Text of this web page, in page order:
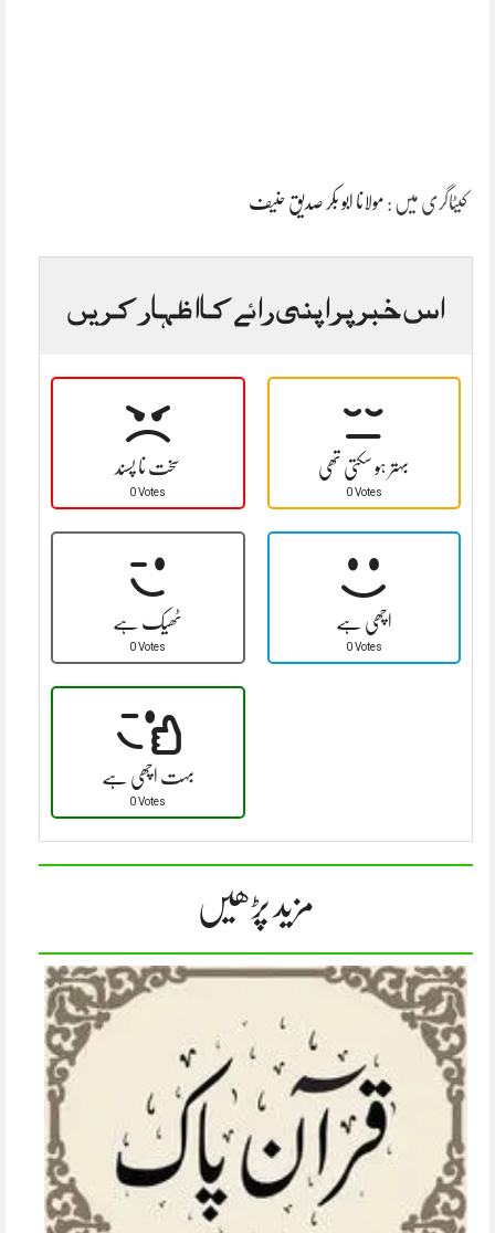
کیٹاگری میں : مولانا ابو بکر صدیق حنیف
اس خبر پر اپنی رائے کا اظہار کریں
سخت نا پسند
0 Votes
بہتر ہو سکتی تھی
0 Votes
ٹھیک ہے
0 Votes
اچھی ہے
0 Votes
بہت اچھی ہے
0 Votes
مزید پڑھیں